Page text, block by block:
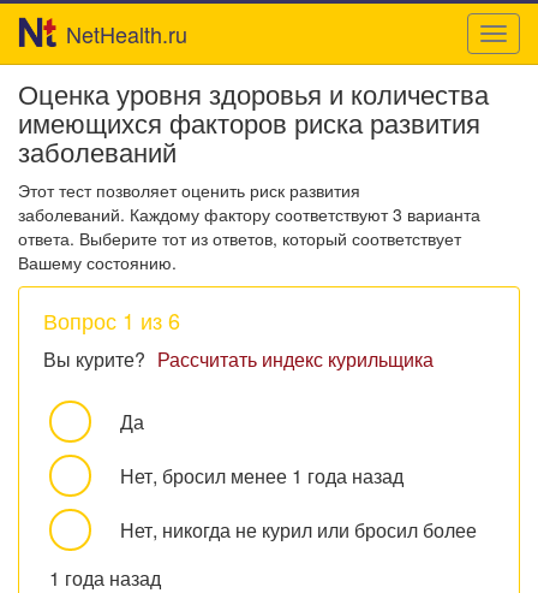
NetHealth.ru
Оценка уровня здоровья и количества
имеющихся факторов риска развития
заболеваний
Этот тест позволяет оценить риск развития
заболеваний. Каждому фактору соответствуют 3 варианта
ответа. Выберите тот из ответов, который соответствует
Вашему состоянию.
Вопрос 1 из 6
Вы курите? Рассчитать индекс курильщика
Да
Нет, бросил менее 1 года назад
Нет, никогда не курил или бросил более
1 года назад